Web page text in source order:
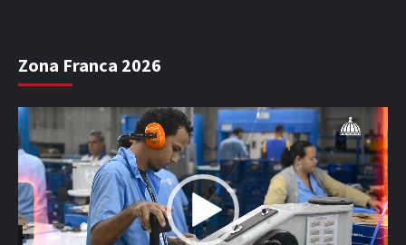
Zona Franca 2026
Reproductor
de
vídeo